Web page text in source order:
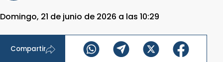
Domingo, 21 de junio de 2026 a las 10:29
Compartir